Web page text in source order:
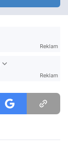
Reklam
Reklam